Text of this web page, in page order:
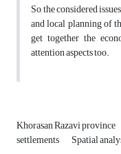
So, the considered
and local planning of
get together the
attention aspects too.
Khorasan Razavi province
settlements Spatial